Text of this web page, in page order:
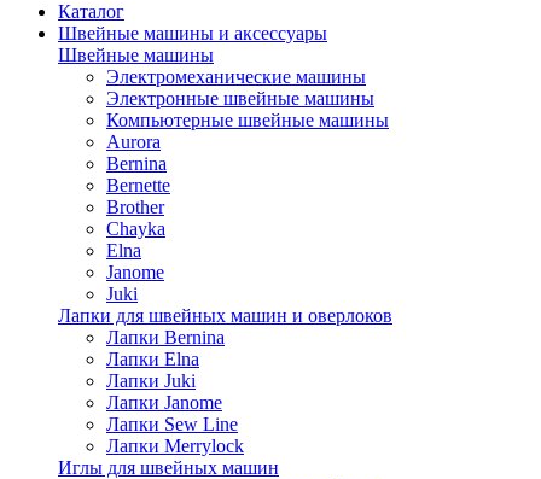
Каталог
Швейные машины и аксессуары
Швейные машины
Электромеханические машины
Электронные швейные машины
Компьютерные швейные машины
Aurora
Bernina
Bernette
Brother
Chayka
Elna
Janome
Juki
Лапки для швейных машин и оверлоков
Лапки Bernina
Лапки Elna
Лапки Juki
Лапки Janome
Лапки Sew Line
Лапки Merrylock
Иглы для швейных машин